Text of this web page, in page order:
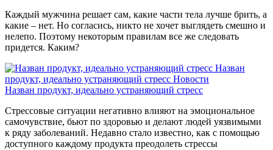
Каждый мужчина решает сам, какие части тела лучше брить, а
какие – нет. Но согласись, никто не хочет выглядеть смешно и
нелепо. Поэтому некоторым правилам все же следовать
придется. Каким?
Назван
продукт, идеально устраняющий стресс Новости
Назван продукт, идеально устраняющий стресс
Стрессовые ситуации негативно влияют на эмоциональное
самочувствие, бьют по здоровью и делают людей уязвимыми
к ряду заболеваний. Недавно стало известно, как с помощью
доступного каждому продукта преодолеть стрессы